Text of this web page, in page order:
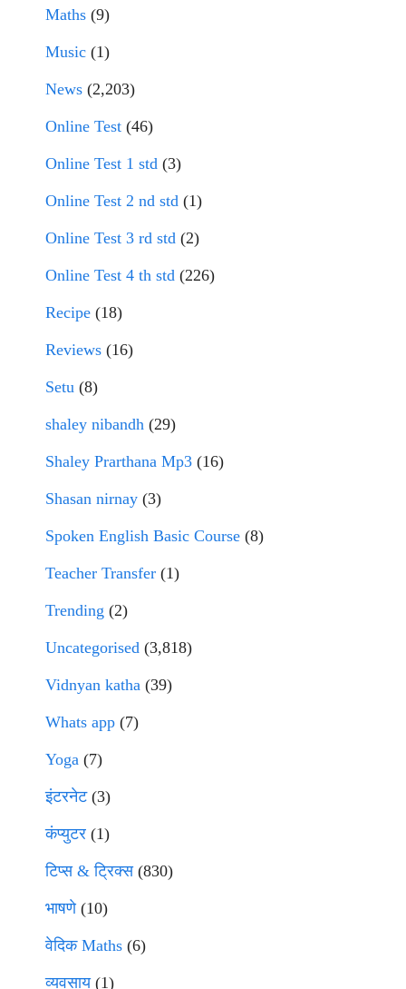
Maths (9)
Music (1)
News (2,203)
Online Test (46)
Online Test 1 std (3)
Online Test 2 nd std (1)
Online Test 3 rd std (2)
Online Test 4 th std (226)
Recipe (18)
Reviews (16)
Setu (8)
shaley nibandh (29)
Shaley Prarthana Mp3 (16)
Shasan nirnay (3)
Spoken English Basic Course (8)
Teacher Transfer (1)
Trending (2)
Uncategorised (3,818)
Vidnyan katha (39)
Whats app (7)
Yoga (7)
इंटरनेट(3)
कंप्युटर (1)
टिप्स & ट्रिक्स(830)
भाषणे(10)
वेदिक Maths (6)
व्यवसाय(1)